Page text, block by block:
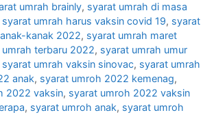
umrah brainly, syarat umrah di masa
syarat umrah harus vaksin covid 19, syarat
kanak 2022, syarat umrah maret
umrah terbaru 2022, syarat umrah umur
syarat umrah vaksin sinovac, syarat umrah
anak, syarat umroh 2022 kemenag,
2022 vaksin, syarat umroh 2022 vaksin
, syarat umroh anak, syarat umroh